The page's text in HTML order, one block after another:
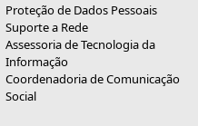
Proteção de Dados Pessoais
Suporte a Rede
Assessoria de Tecnologia da
Informação
Coordenadoria de Comunicação
Social